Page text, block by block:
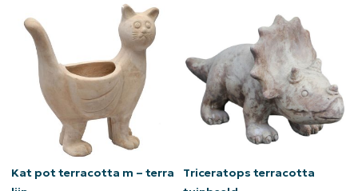
Kat pot terracotta m – terra
Triceratops terracotta